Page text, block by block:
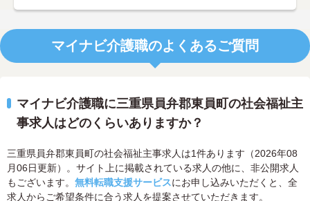
マイナビ介護職のよくあるご質問
マイナビ介護職に三重県員弁郡東員町の社会福祉主
事求人はどのくらいありますか？
三重県員弁郡東員町の社会福祉主事求人は1件あります（2026年08
月06日更新）。サイト上に掲載されている求人の他に、非公開求人
もございます。 無料転職支援サービスにお申し込みいただくと、全
求人からご希望条件に合う求人を提案させていただきます。